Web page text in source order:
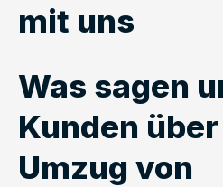
mit uns
Was sagen
Kunden
Umzug von